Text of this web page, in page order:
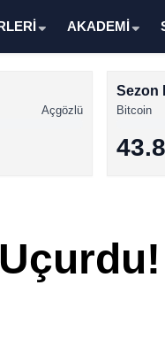
AKADEMİ
Açgözlü
Sezon
Bitcoin
43.8